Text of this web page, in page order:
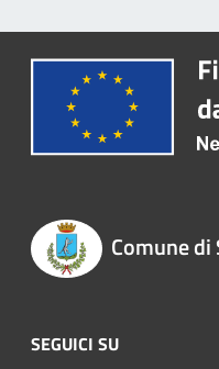
Comune
SEGUICI SU